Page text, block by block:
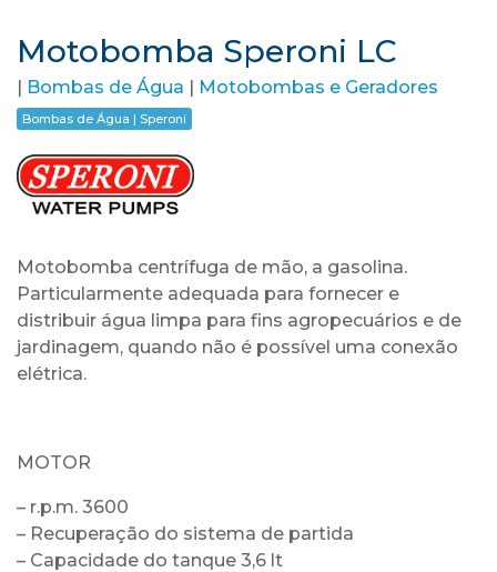
Motobomba Speroni LC
| Bombas de Água | Motobombas e Geradores
Bombas de Água | Speroni
Motobomba centrífuga de mão, a gasolina.
Particularmente adequada para fornecer e
distribuir água limpa para fins agropecuários e de
jardinagem, quando não é possível uma conexão
elétrica.
MOTOR
– r.p.m. 3600
– Recuperação do sistema de partida
– Capacidade do tanque 3,6 lt